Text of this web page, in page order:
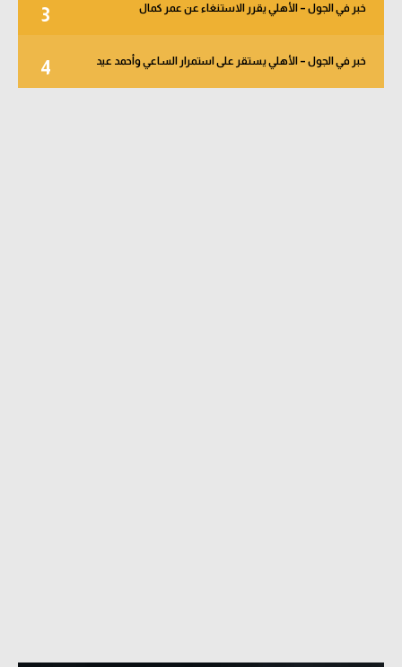
3 خبر في الجول – الأهلي يقرر الاستنغاء عن عمر كمال
4 خبر في الجول – الأهلي يستقر على استمرار الساعي وأحمد عيد